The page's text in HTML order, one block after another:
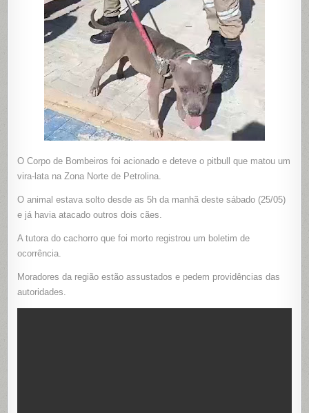
O Corpo de Bombeiros foi acionado e deteve o pitbull que matou um
vira-lata na Zona Norte de Petrolina.
O animal estava solto desde as 5h da manhã deste sábado (25/05)
e já havia atacado outros dois cães.
A tutora do cachorro que foi morto registrou um boletim de
ocorrência.
Moradores da região estão assustados e pedem providências das
autoridades.